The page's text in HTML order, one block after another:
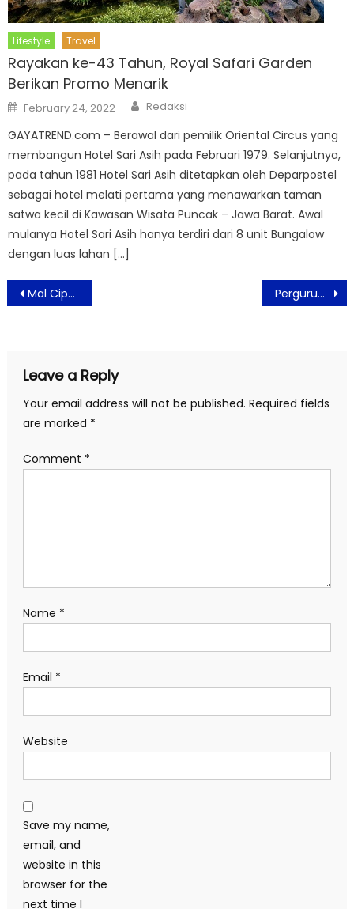
Lifestyle Travel
Rayakan ke-43 Tahun, Royal Safari Garden
Berikan Promo Menarik
Posted
on
February 24, 2022 Author
Redaksi
GAYATREND.com – Berawal dari pemilik Oriental Circus yang
membangun Hotel Sari Asih pada Februari 1979. Selanjutnya,
pada tahun 1981 Hotel Sari Asih ditetapkan oleh Deparpostel
sebagai hotel melati pertama yang menawarkan taman
satwa kecil di Kawasan Wisata Puncak – Jawa Barat. Awal
mulanya Hotel Sari Asih hanya terdiri dari 8 unit Bungalow
dengan luas lahan […]
Post
navigation
Mal Ciputra Jakarta Hadirkan Semangat Kemakmuran dan Tradisi Perayaan Imlek 2026 “LUCKY NEW YEAR LUCKY YOU” Perguruan Cikini Symphony Orchestra Sambut Tahun 2026 Gelar Konser Bernuansa Cinta Kasih
Leave a Reply
Your email address will not be published. Required fields
are marked *
Comment *
Name *
Email *
Website
Save my name,
email, and
website in this
browser for the
next time I